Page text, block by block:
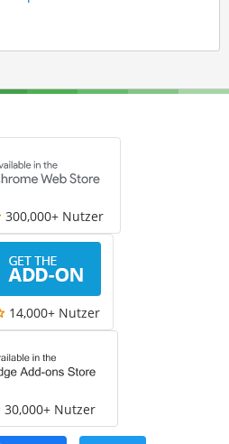
300,000+ Nutzer
14,000+ Nutzer
30,000+ Nutzer